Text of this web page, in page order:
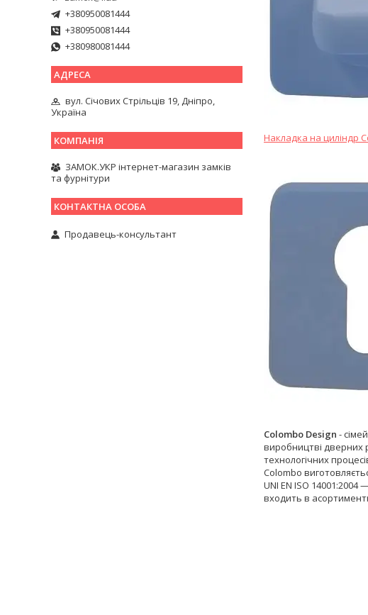
Накладка на циліндр
Colombo Design -
виробництві дверних
технологічних
Colombo
UNI EN ISO
входить в
+380950081444
+380950081444
+380980081444
вул. Січових Стрільців 19, Дніпро,
Україна
ЗАМОК.УКР інтернет-магазин замків
та фурнітури
Продавець-консультант